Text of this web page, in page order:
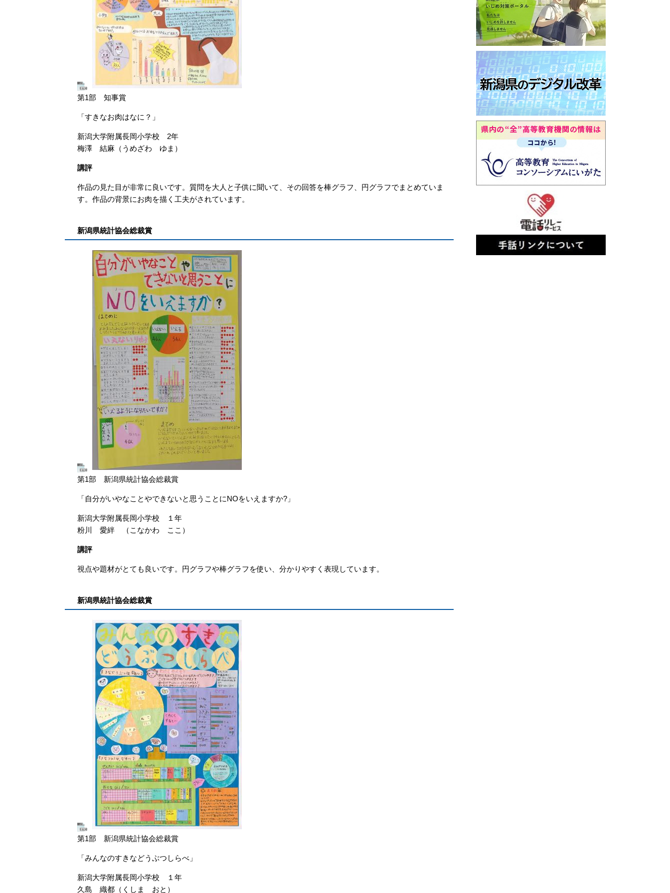
第1部 知事賞
「すきなお肉はなに？」
新潟大学附属長岡小学校 2年
梅澤 結麻（うめざわ ゆま）
講評
作品の見た目が非常に良いです。質問を大人と子供に聞いて、その回答を棒グラフ、円グラフでまとめていま
す。作品の背景にお肉を描く工夫がされています。
新潟県統計協会総裁賞
第1部 新潟県統計協会総裁賞
「自分がいやなことやできないと思うことにNOをいえますか?」
新潟大学附属長岡小学校 １年
粉川 愛絆 （こなかわ ここ）
講評
視点や題材がとても良いです。円グラフや棒グラフを使い、分かりやすく表現しています。
新潟県統計協会総裁賞
第1部 新潟県統計協会総裁賞
「みんなのすきなどうぶつしらべ」
新潟大学附属長岡小学校 １年
久島 織都（くしま おと）